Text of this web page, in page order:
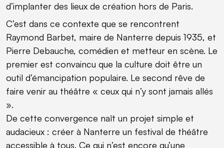
d’implanter des lieux de création hors de Paris.
C’est dans ce contexte que se rencontrent
Raymond Barbet, maire de Nanterre depuis 1935, et
Pierre Debauche, comédien et metteur en scène. Le
premier est convaincu que la culture doit être un
outil d’émancipation populaire. Le second rêve de
faire venir au théâtre « ceux qui n’y sont jamais allés
».
De cette convergence naît un projet simple et
audacieux : créer à Nanterre un festival de théâtre
accessible à tous. Ce qui n’est encore qu’une